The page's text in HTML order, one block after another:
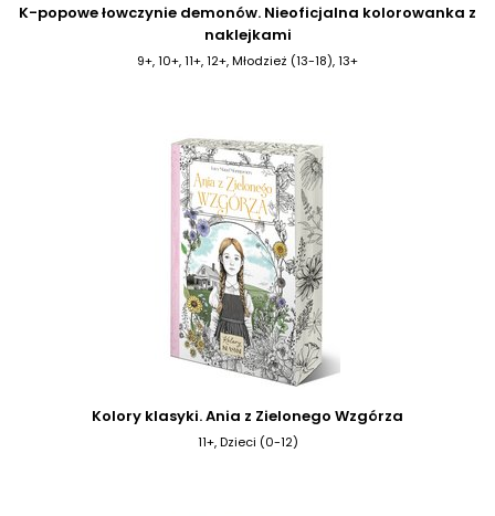
K-popowe łowczynie demonów. Nieoficjalna kolorowanka z
naklejkami
9+, 10+, 11+, 12+, Młodzież (13-18), 13+
Kolory klasyki. Ania z Zielonego Wzgórza
11+, Dzieci (0-12)